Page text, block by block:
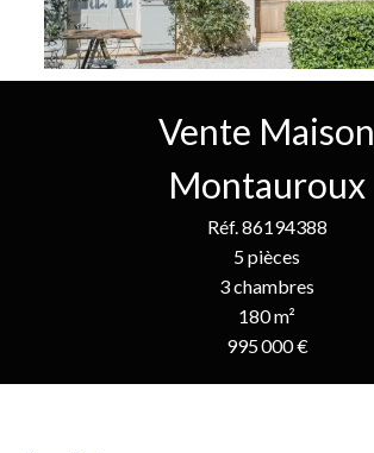
Vente Maison
Montauroux
Réf. 86194388
5 pièces
3 chambres
180 m²
995 000 €